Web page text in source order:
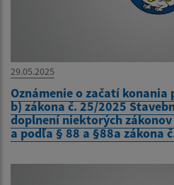
29.05.2025
Oznámenie o začatí konania
b) zákona č. 25/2025
doplnení niektorých
a podľa § 88 a §88a zákona